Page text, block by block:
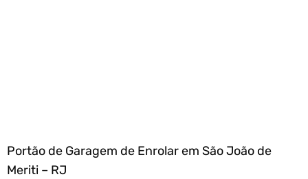
Portão de Garagem de Enrolar em São João de
Meriti – RJ